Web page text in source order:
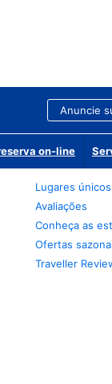
Anuncie
on-line
Lugares
Avaliações
Conheça as
Ofertas
Traveller